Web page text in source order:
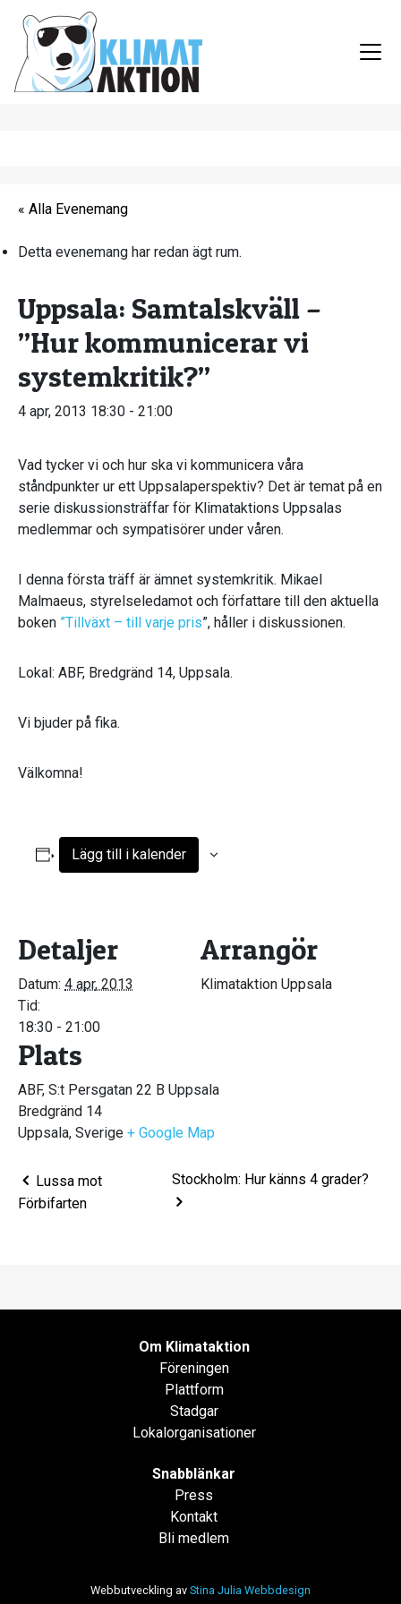
« Alla Evenemang
Detta evenemang har redan ägt rum.
Uppsala: Samtalskväll –
”Hur kommunicerar vi
systemkritik?”
4 apr, 2013 18:30 - 21:00
Vad tycker vi och hur ska vi kommunicera våra
ståndpunkter ur ett Uppsalaperspektiv? Det är temat på en
serie diskussionsträffar för Klimataktions Uppsalas
medlemmar och sympatisörer under våren.
I denna första träff är ämnet systemkritik. Mikael
Malmaeus, styrelseledamot och författare till den aktuella
boken ”Tillväxt – till varje pris”, håller i diskussionen.
Lokal: ABF, Bredgränd 14, Uppsala.
Vi bjuder på fika.
Välkomna!
Lägg till i kalender
Detaljer
Datum: 4 apr, 2013
Tid:
18:30 - 21:00
Plats
ABF, S:t Persgatan 22 B Uppsala
Bredgränd 14
Uppsala, Sverige + Google Map
Arrangör
Klimataktion Uppsala
Lussa mot
Förbifarten
Stockholm: Hur känns 4 grader?
Om Klimataktion
Föreningen
Plattform
Stadgar
Lokalorganisationer
Snabblänkar
Press
Kontakt
Bli medlem
Webbutveckling av Stina Julia Webbdesign